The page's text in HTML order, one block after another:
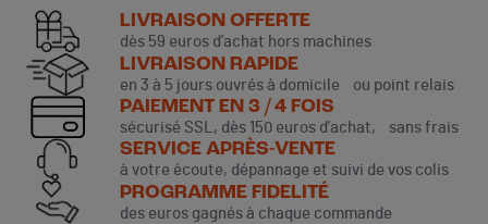
LIVRAISON OFFERTE
dès 59 euros d’achat hors machines
LIVRAISON RAPIDE
en 3 à 5 jours ouvrés à domicile ou point relais
PAIEMENT EN 3 / 4 FOIS
sécurisé SSL, dès 150 euros d’achat, sans frais
SERVICE APRÈS-VENTE
à votre écoute, dépannage et suivi de vos colis
PROGRAMME FIDELITÉ
des euros gagnés à chaque commande